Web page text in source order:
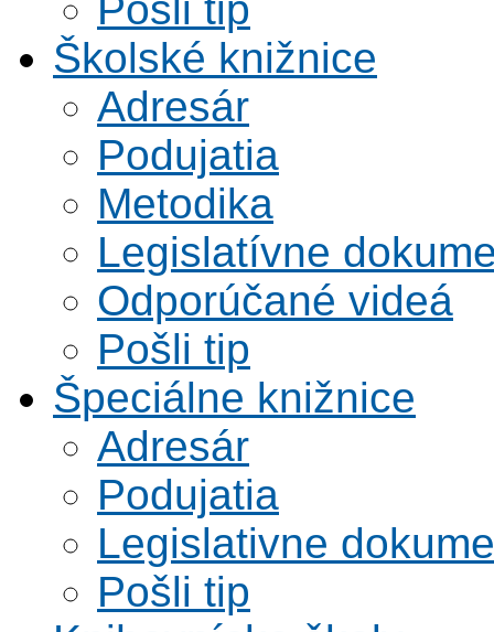
Školské knižnice
Adresár
Podujatia
Metodika
Legislatívne
Odporúčané videá
Pošli tip
Špeciálne knižnice
Adresár
Podujatia
Legislativne
Pošli tip